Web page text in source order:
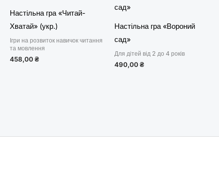
Настільна гра «Читай-
Хватай» (укр.)
Ігри на розвиток навичок читання
та мовлення
458,00₴
Настільна гра «Вороний
сад»
Для дітей від 2 до 4 років
490,00₴